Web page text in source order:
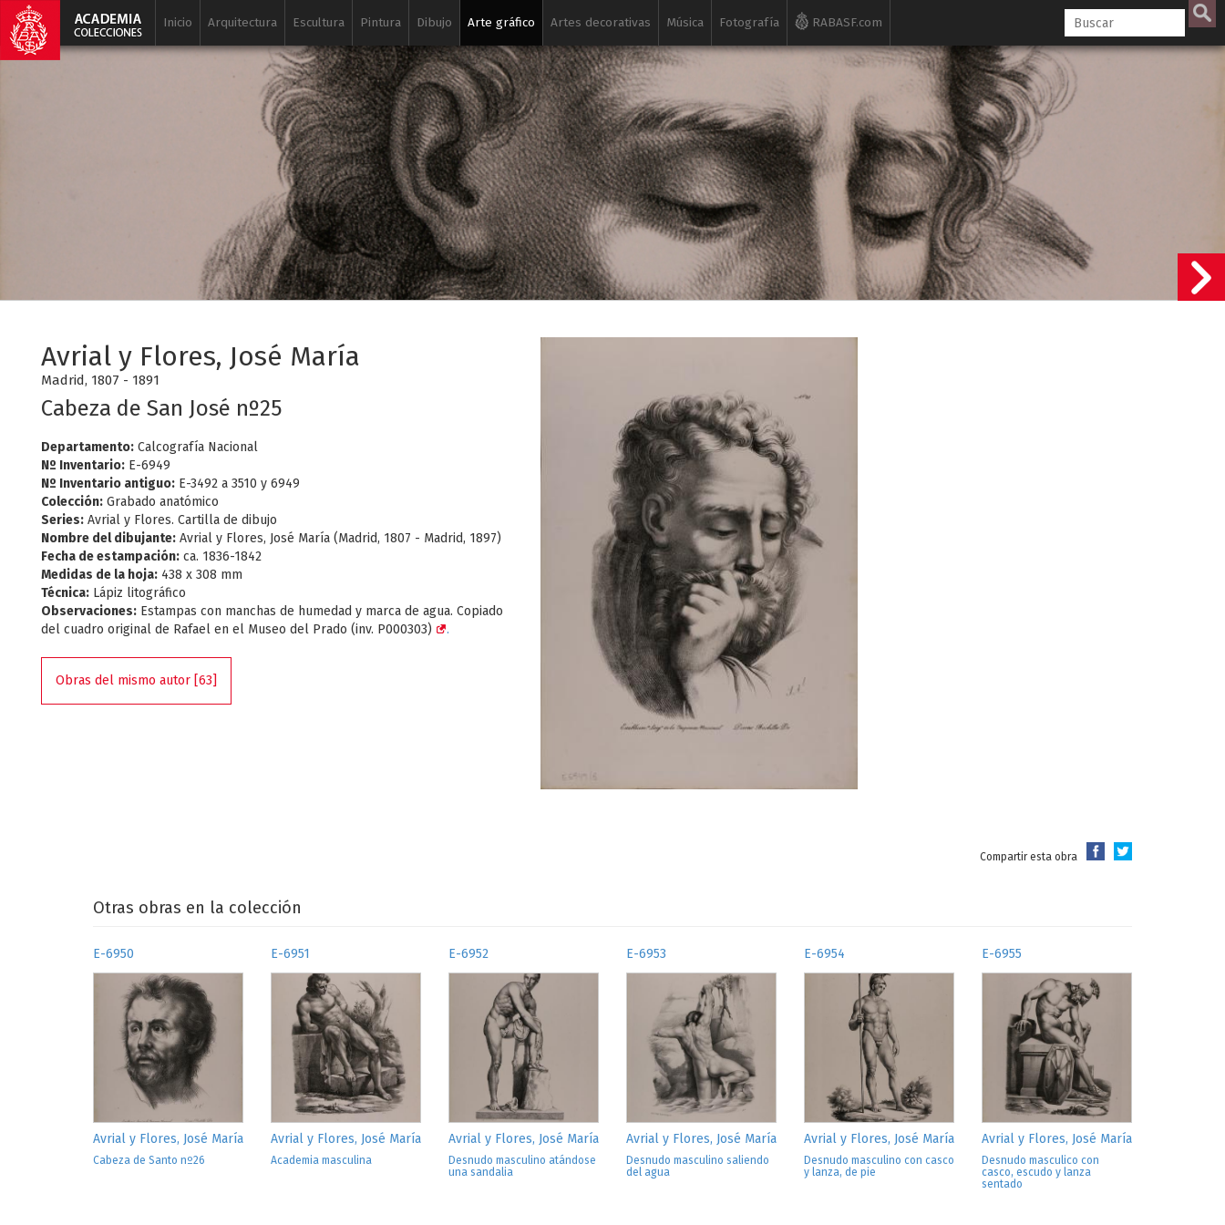
Inicio Arquitectura Escultura Pintura Dibujo Arte gráfico Artes decorativas Música Fotografía RABASF.com
Avrial y Flores, José María
Madrid, 1807 - 1891
Cabeza de San José nº25
Departamento: Calcografía Nacional
Nº Inventario: E-6949
Nº Inventario antiguo: E-3492 a 3510 y 6949
Colección: Grabado anatómico
Series: Avrial y Flores. Cartilla de dibujo
Nombre del dibujante: Avrial y Flores, José María (Madrid, 1807 - Madrid, 1897)
Fecha de estampación: ca. 1836-1842
Medidas de la hoja: 438 x 308 mm
Técnica: Lápiz litográfico
Observaciones: Estampas con manchas de humedad y marca de agua. Copiado
del cuadro original de Rafael en el Museo del Prado (inv. P000303)
.
Obras del mismo autor [63]
Compartir esta obra
Otras obras en la colección
E-6950
Avrial y Flores, José María
Cabeza de Santo nº26
E-6951
Avrial y Flores, José María
Academia masculina
E-6952
Avrial y Flores, José María
Desnudo masculino atándose
una sandalia
E-6953
Avrial y Flores, José María
Desnudo masculino saliendo
del agua
E-6954
Avrial y Flores, José María
Desnudo masculino con casco
y lanza, de pie
E-6955
Avrial y Flores, José María
Desnudo masculico con
casco, escudo y lanza
sentado